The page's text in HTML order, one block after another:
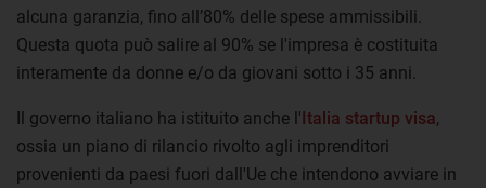
alcuna garanzia, fino all’80% delle spese ammissibili.
Questa quota può salire al 90% se l'impresa è costituita
interamente da donne e/o da giovani sotto i 35 anni.
Il governo italiano ha istituito anche l'Italia startup visa,
ossia un piano di rilancio rivolto agli imprenditori
provenienti da paesi fuori dall'Ue che intendono avviare in